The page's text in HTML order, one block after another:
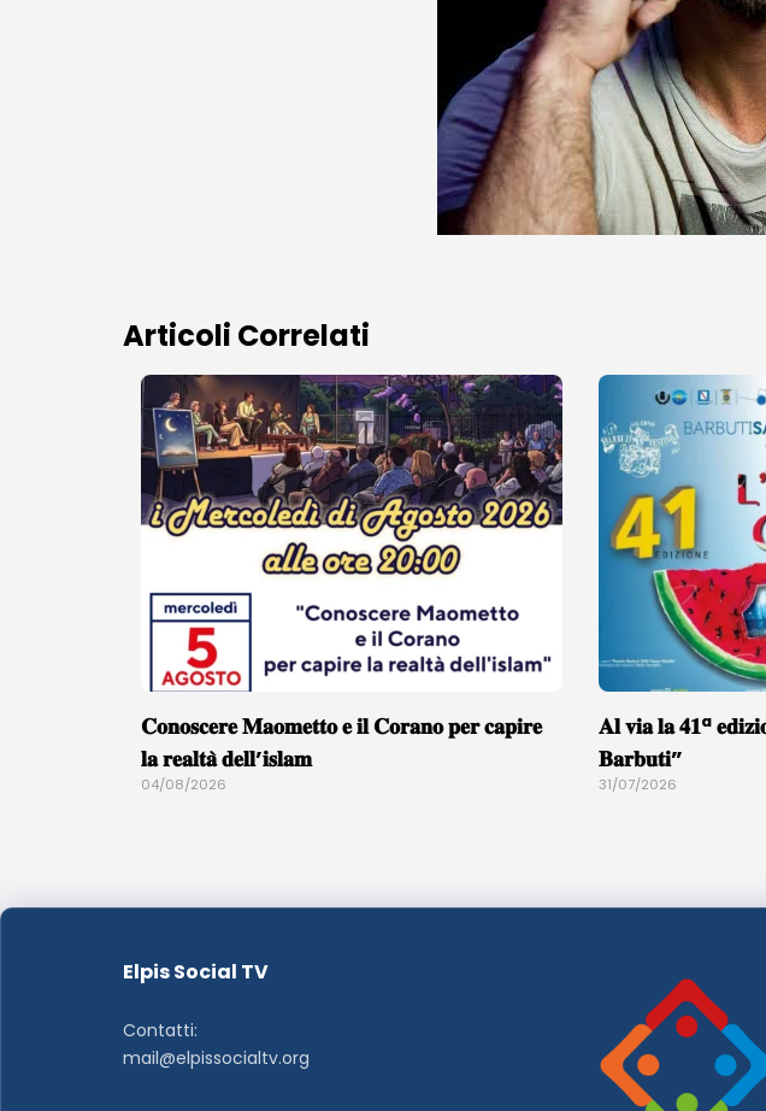
Articoli Correlati
𝐂𝐨𝐧𝐨𝐬𝐜𝐞𝐫𝐞 𝐌𝐚𝐨𝐦𝐞𝐭𝐭𝐨 𝐞 𝐢𝐥 𝐂𝐨𝐫𝐚𝐧𝐨 𝐩𝐞𝐫 𝐜𝐚𝐩𝐢𝐫𝐞
𝐥𝐚 𝐫𝐞𝐚𝐥𝐭𝐚̀ 𝐝𝐞𝐥𝐥’𝐢𝐬𝐥𝐚𝐦
04/08/2026
𝐀𝐥 𝐯𝐢𝐚 𝐥𝐚 𝟒𝟏ª
𝐁𝐚𝐫𝐛𝐮𝐭𝐢”
31/07/2026
Elpis Social TV
Contatti:
mail@elpissocialtv.org